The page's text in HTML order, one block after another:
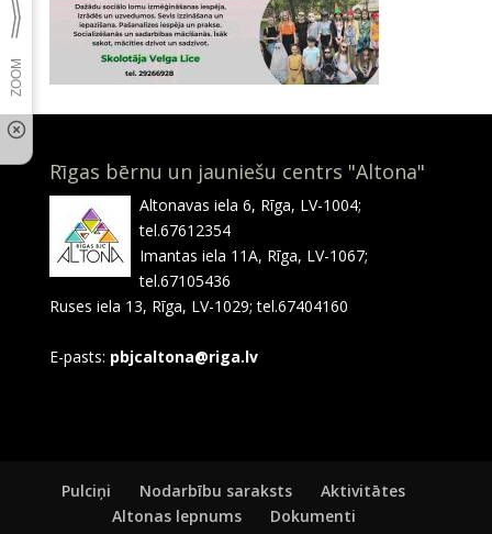
Rīgas bērnu un jauniešu centrs "Altona"
Altonavas iela 6, Rīga, LV-1004;
tel.67612354
Imantas iela 11A, Rīga, LV-1067;
tel.67105436
Ruses iela 13, Rīga, LV-1029; tel.67404160
E-pasts: pbjcaltona@riga.lv
Pulciņi Nodarbību saraksts
Aktivitātes
Altonas lepnums
Dokumenti